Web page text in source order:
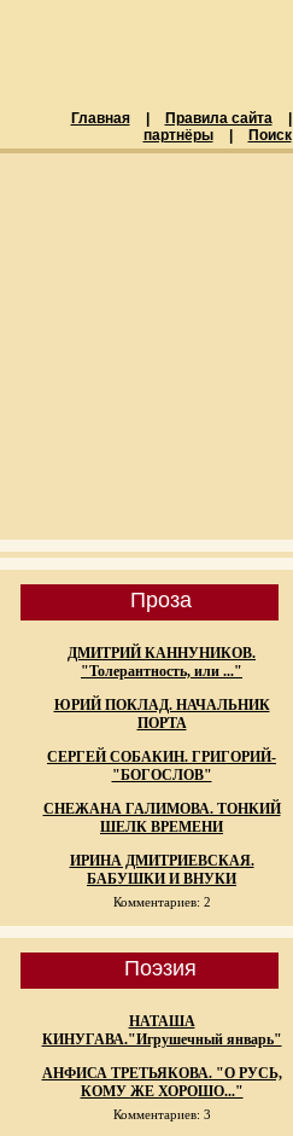
Главная Правила сайта
партнёры
Поиск
Проза
ДМИТРИЙ КАННУНИКОВ.
"Толерантность, или ..."
ЮРИЙ ПОКЛАД. НАЧАЛЬНИК
ПОРТА
СЕРГЕЙ СОБАКИН. ГРИГОРИЙ-
"БОГОСЛОВ"
СНЕЖАНА ГАЛИМОВА. ТОНКИЙ
ШЕЛК ВРЕМЕНИ
ИРИНА ДМИТРИЕВСКАЯ.
БАБУШКИ И ВНУКИ
Комментариев: 2
Поэзия
НАТАША
КИНУГАВА."Игрушечный январь"
АНФИСА ТРЕТЬЯКОВА. "О РУСЬ,
КОМУ ЖЕ ХОРОШО..."
Комментариев: 3